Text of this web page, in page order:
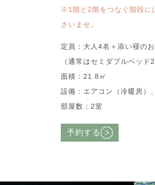
※1階と2階をつなぐ階段に
さいませ。
定員：大人4名＋添い寝の
（通常はセミダブルベッ
面積：21.8㎡
設備：エアコン（冷暖房）
部屋数：2室
予約する